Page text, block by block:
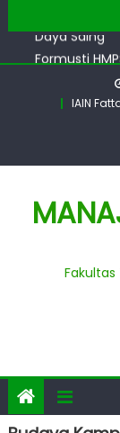
to
content
AL Prodi
Daya Saing
Formusti
Prodi MPI
Workshop
AL Prodi
IAIN
Fakultas